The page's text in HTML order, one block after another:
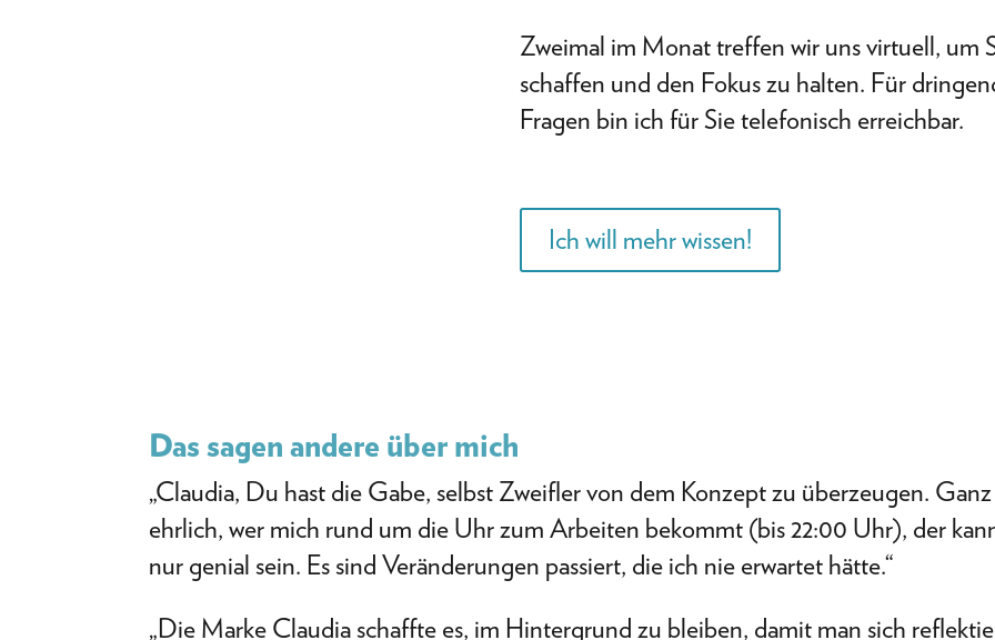
Zweimal im Monat treffen wir uns virtuell, um
schaffen und den Fokus zu halten. Für
Fragen bin ich für Sie telefonisch erreichbar.
Ich will mehr wissen!
Das sagen andere über mich
„Claudia, Du hast die Gabe, selbst Zweifler von dem Konzept zu überzeugen. Ganz
ehrlich, wer mich rund um die Uhr zum Arbeiten bekommt (bis 22:00 Uhr), der
nur genial sein. Es sind Veränderungen passiert, die ich nie erwartet hätte.“
„Die Marke Claudia schaffte es, im Hintergrund zu bleiben, damit man sich